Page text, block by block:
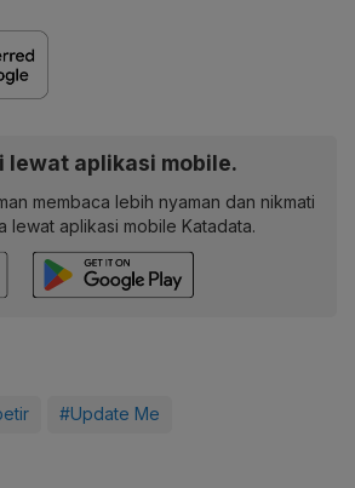
lewat aplikasi mobile.
membaca lebih nyaman dan nikmati
lewat aplikasi mobile Katadata.
#Update Me